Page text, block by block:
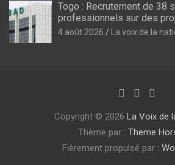
Togo : Recrutement de 38
professionnels sur des
4 août 2026 La voix de la
Copyright © 2026 La Voix de
Thème par : Theme
Fièrement propulsé par :